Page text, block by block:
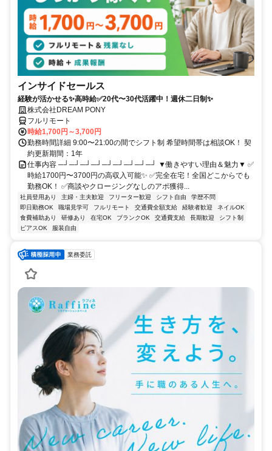
インサイドセールス
経験が活かせる✨高時給✅20代〜30代活躍中！週休二日制✨
株式会社DREAM PONY
フルリモート
時給1,700円～3,700円
勤務時間詳細 9:00〜21:00の間でシフト制 希望時間帯は相談OK！ 契
約更新期間：1年
仕事内容 ─┘─┘─┘─┘─┘─┘─┘─┘─┘ ▼働きやすい理由＆魅力▼ ✅
時給1700円〜3700円の高収入可能✨ ✅完全在宅！全国どこからでも
勤務OK！ ✅商談やクロージングなしのアポ獲得...
社員登用あり 主婦・主夫歓迎 フリーター歓迎 シフト自由
学歴不問
即日勤務OK
職場見学可 フルリモート 交通費全額支給 経験者歓迎
ネイルOK
食費補助あり
研修あり 在宅OK ブランクOK 交通費支給 長期歓迎
シフト制
ピアスOK
服装自由
業務委託